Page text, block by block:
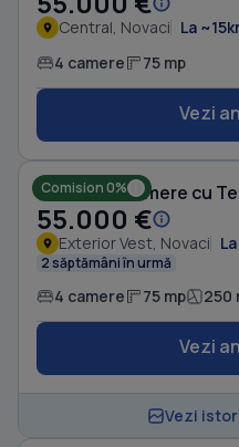
Central, Novaci La
4 camere 75 mp
Vezi
Comision 0%
55.000 €
Exterior Vest, Novaci
2 săptămâni în urmă
4 camere 75 mp 250
Vezi
Vezi